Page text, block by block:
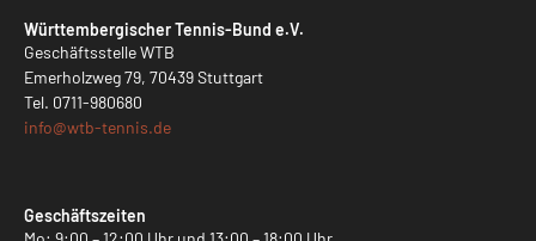
Württembergischer Tennis-Bund e.V.
Geschäftsstelle WTB
Emerholzweg 79, 70439 Stuttgart
Tel. 0711-980680
info@wtb-tennis.de
Geschäftszeiten